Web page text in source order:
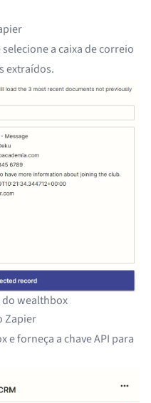
a caixa de correio
extraídos.
do wealthbox
Zapier
e forneça a chave API para